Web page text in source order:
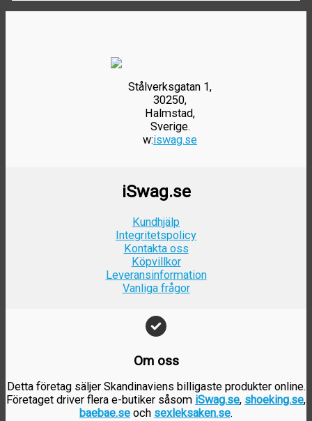
produktsidan
499kr.349kr.
varianter.
Stålverksgatan 1,
30250,
Halmstad,
Sverige.
w:iswag.se
iSwag.se
Kundhjälp
Integritetspolicy
Kontakta oss
Köpvillkor
Leveransinformation
Vanliga frågor
Om oss
Detta företag säljer Skandinaviens billigaste produkter online.
Företaget driver flera e-butiker såsom iSwag.se, shoeking.se,
baebae.se och sexleksaken.se.